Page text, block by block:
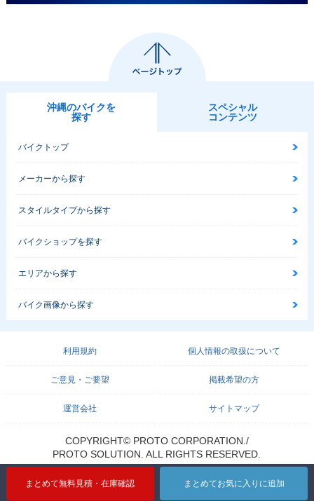
まとめて無料見積・在庫確認 まとめてお気に入りに追加
沖縄のバイクを
探す
スペシャル
コンテンツ
バイクトップ
メーカーから探す
スタイルタイプから探す
バイクショップを探す
エリアから探す
バイク画像から探す
利用規約 個人情報の取扱について
ご意見・ご要望 掲載希望の方
運営会社 サイトマップ
COPYRIGHT© PROTO CORPORATION./
PROTO SOLUTION. ALL RIGHTS RESERVED.